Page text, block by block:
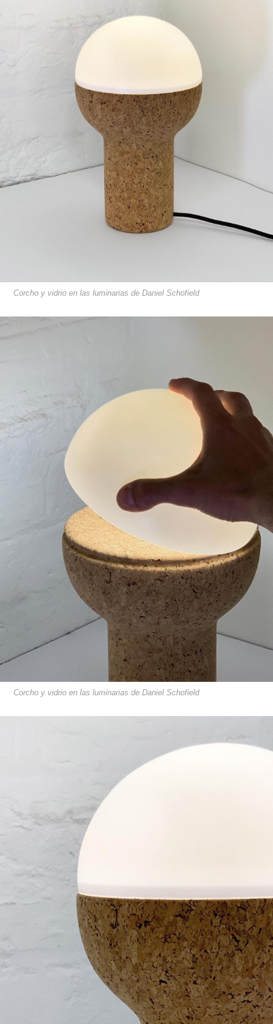
Corcho y vidrio en las luminarias de Daniel Schofield
Corcho y vidrio en las luminarias de Daniel Schofield